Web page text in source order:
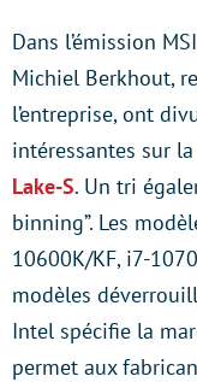
Dans l’émission
Michiel Berkhout,
l’entreprise, ont
intéressantes sur
Lake-S. Un tri
binning”. Les
10600K/KF, i7-
modèles
Intel spécifie la
permet aux